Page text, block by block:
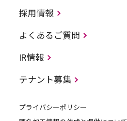
採用情報
よくあるご質問
IR情報
テナント募集
プライバシーポリシー